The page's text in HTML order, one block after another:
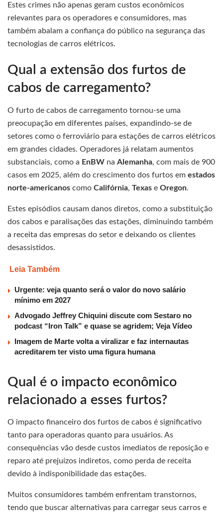
Estes crimes não apenas geram custos econômicos
relevantes para os operadores e consumidores, mas
também abalam a confiança do público na segurança das
tecnologias de carros elétricos.
Qual a extensão dos furtos de
cabos de carregamento?
O furto de cabos de carregamento tornou-se uma
preocupação em diferentes países, expandindo-se de
setores como o ferroviário para estações de carros elétricos
em grandes cidades. Operadores já relatam aumentos
substanciais, como a EnBW na Alemanha, com mais de 900
casos em 2025, além do crescimento dos furtos em estados
norte-americanos como Califórnia, Texas e Oregon.
Estes episódios causam danos diretos, como a substituição
dos cabos e paralisações das estações, diminuindo também
a receita das empresas do setor e deixando os clientes
desassistidos.
Leia Também
Urgente: veja quanto será o valor do novo salário
mínimo em 2027
Advogado Jeffrey Chiquini discute com Sestaro no
podcast “Iron Talk” e quase se agridem; Veja Vídeo
Imagem de Marte volta a viralizar e faz internautas
acreditarem ter visto uma figura humana
Qual é o impacto econômico
relacionado a esses furtos?
O impacto financeiro dos furtos de cabos é significativo
tanto para operadoras quanto para usuários. As
consequências vão desde custos imediatos de reposição e
reparo até prejuízos indiretos, como perda de receita
devido à indisponibilidade das estações.
Muitos consumidores também enfrentam transtornos,
tendo que buscar alternativas para carregar seus carros e